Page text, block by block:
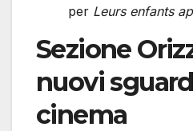
per Leurs enfants
Sezione
nuovi
cinema